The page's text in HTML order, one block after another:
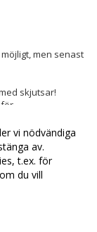
men senast
skjutsar!
vi nödvändiga
av.
t.ex. för
du vill